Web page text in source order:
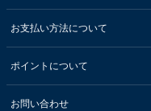
お支払い方法について
ポイントについて
お問い合わせ